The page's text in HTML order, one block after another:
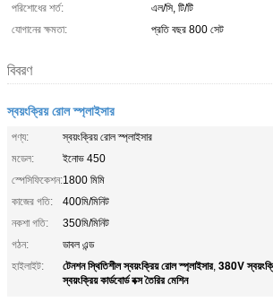
পরিশোধের শর্ত:
এল/সি, টি/টি
যোগানের ক্ষমতা:
প্রতি বছর 800 সেট
বিবরণ
স্বয়ংক্রিয় রোল স্প্লাইসার
পণ্য:
স্বয়ংক্রিয় রোল স্প্লাইসার
মডেল:
ইনোভ 450
স্পেসিফিকেশন:1800 মিমি
কাজের গতি:
400মি/মিনিট
নকশা গতি:
350মি/মিনিট
গঠন:
ডাবল এন্ড
হাইলাইট:
টেনশন স্থিতিশীল স্বয়ংক্রিয় রোল স্প্লাইসার, 380V
স্বয়ংক্রিয় কার্ডবোর্ড বক্স তৈরির মেশিন